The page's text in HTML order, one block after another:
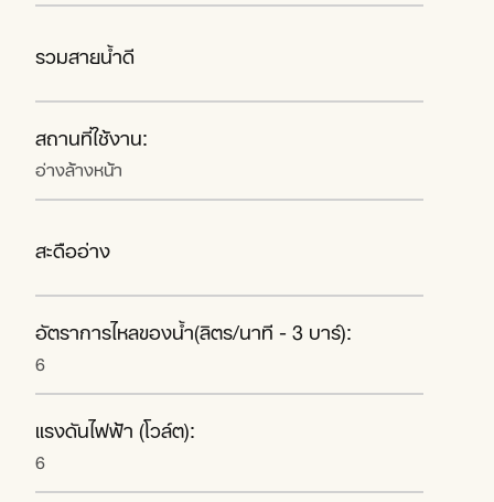
รวมสายน้ำดี
สถานที่ใช้งาน:
อ่างล้างหน้า
สะดืออ่าง
อัตราการไหลของน้ำ(ลิตร/นาที - 3 บาร์):
6
แรงดันไฟฟ้า (โวล์ต):
6